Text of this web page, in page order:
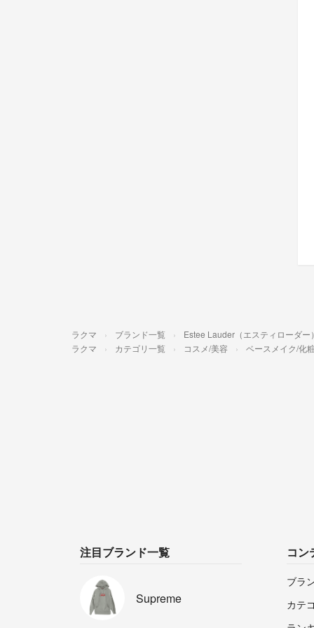
ラクマ ブランド一覧
Estee Lauder（エスティローダー
ラクマ
カテゴリ一覧 コスメ/美容 ベースメイク/化
注目ブランド一覧
Supreme
コン
ブラ
カテ